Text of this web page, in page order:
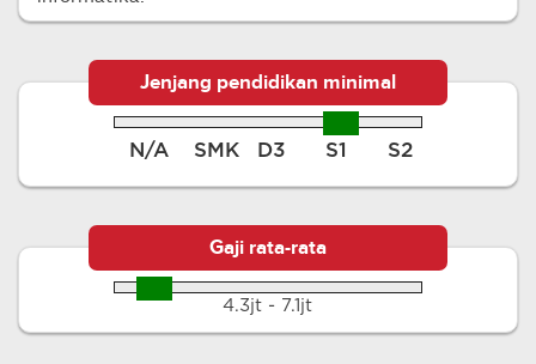
Jenjang pendidikan minimal
N/A SMK D3 S1 S2
Gaji rata-rata
4.3jt - 7.1jt